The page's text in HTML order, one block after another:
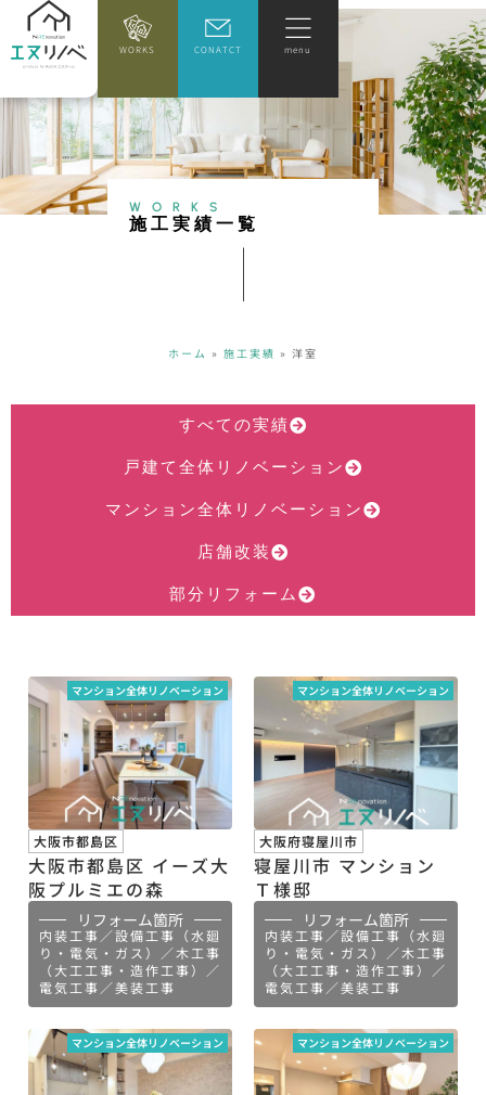
WORKS CONATCT menu
WORKS
施工 実 績 一 覧
ホーム » 施工実績 » 洋室
すべての実績
戸建て全体リノベーション
マンション全体リノベーション
店舗改装
部分リフォーム
マンション全体リノベーション
大阪市都島区
大阪市都島区 イーズ大
阪プルミエの森
リフォーム箇所
内装工事／設備工事（水廻
り・電気・ガス）／木工事
（大工工事・造作工事）／
電気工事／美装工事
マンション全体リノベーション
大阪府寝屋川市
寝屋川市 マンション
Ｔ様邸
リフォーム箇所
内装工事／設備工事（水廻
り・電気・ガス）／木工事
（大工工事・造作工事）／
電気工事／美装工事
マンション全体リノベーション マンション全体リノベーション